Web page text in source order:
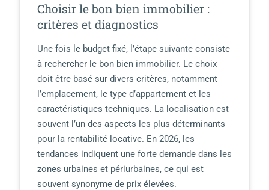
Choisir le bon bien immobilier :
critères et diagnostics
Une fois le budget fixé, l’étape suivante consiste
à rechercher le bon bien immobilier. Le choix
doit être basé sur divers critères, notamment
l’emplacement, le type d’appartement et les
caractéristiques techniques. La localisation est
souvent l’un des aspects les plus déterminants
pour la rentabilité locative. En 2026, les
tendances indiquent une forte demande dans les
zones urbaines et périurbaines, ce qui est
souvent synonyme de prix élevées.